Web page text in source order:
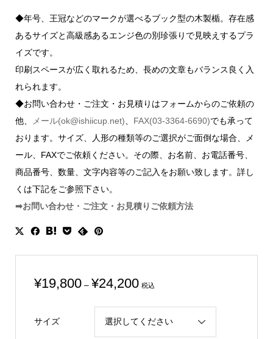
◆年号、王冠などのマークが選べるブック型の木製楯。存在感
あるサイズと高級感あるエンジ色の別珍張りで見映えするプラ
イズです。
印刷スペースが広く取れるため、長めの文章もバランス良く入
れられます。
◆お問い合わせ・ご注文・お見積りはフォームからのご依頼の
他、
メール(ok@ishiicup.net) FAX(03-3364-6690)でも承って
おります。サイズ、人形の種類等のご選択がご面倒な場合、メ
ール、FAXでご依頼ください。その際、お名前、お電話番号、
商品番号、数量、文字内容等のご記入をお願い致します。詳し
くは下記をご参照下さい。
➡お問い合わせ・ご注文・お見積りご依頼方法
¥19,800 – ¥24,200価
¥19,800
税込
サイズ